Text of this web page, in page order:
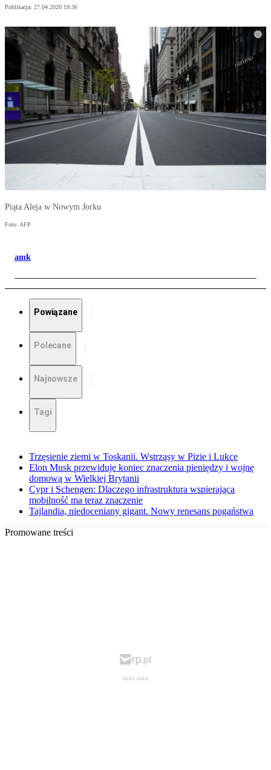
Publikacja: 27.04.2020 19:36
Piąta Aleja w Nowym Jorku
Foto: AFP
amk
Powiązane
Polecane
Najnowsze
Tagi
Trzęsienie ziemi w Toskanii. Wstrząsy w Pizie i Lukce
Elon Musk przewiduje koniec znaczenia pieniędzy i wojnę
domową w Wielkiej Brytanii
Cypr i Schengen: Dlaczego infrastruktura wspierająca
mobilność ma teraz znaczenie
Tajlandia, niedoceniany gigant. Nowy renesans pogaństwa
Promowane treści